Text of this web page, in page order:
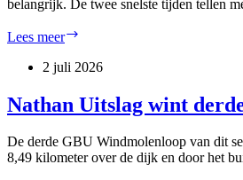
belangrijk. De twee snelste tijden tellen
Lees meer
strijd
de
winst
volop
open
2 juli 2026
Nathan Uitslag wint
De derde GBU Windmolenloop van dit
8,49 kilometer over de dijk en door het